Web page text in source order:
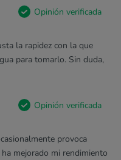
Opinión verificada
la rapidez con la que
para tomarlo. Sin duda,
Opinión verificada
provoca
mejorado mi rendimiento